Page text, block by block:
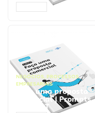
NEGÓCIOS, PROCESSOS
EMPRESARIAIS
Faça uma proposta
comercial | Prompts
ChatGPT